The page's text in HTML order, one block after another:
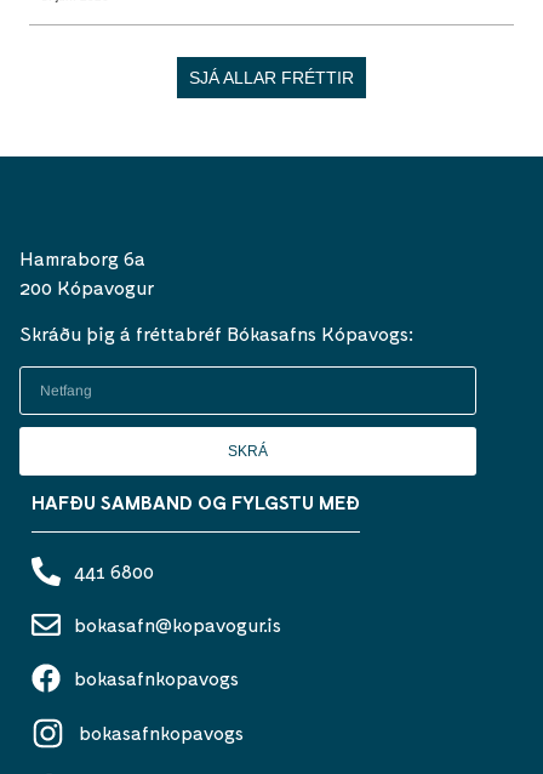
SJÁ ALLAR FRÉTTIR
Hamraborg 6a
200 Kópavogur
Skráðu þig á fréttabréf Bókasafns Kópavogs:
SKRÁ
HAFÐU SAMBAND OG FYLGSTU MEÐ
441 6800
bokasafn@kopavogur.is
bokasafnkopavogs
bokasafnkopavogs